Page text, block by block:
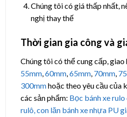
Chúng tôi có giá thấp nhất,
nghị thay thế
Thời gian gia công và
Chúng tôi có thể cung cấp, giao
55mm 60mm 65mm 70mm
300mmhoặc theo yêu cầu của
các sản phẩm: Bọc bánh xe
rulô, con lăn bánh xe nhựa PU